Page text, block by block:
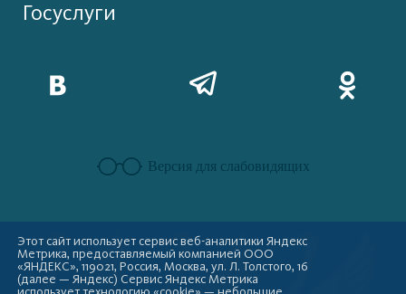
Госуслуги
Версия для слабовидящих
Этот сайт использует сервис веб-аналитики Яндекс
Метрика, предоставляемый компанией ООО
«ЯНДЕКС», 119021, Россия, Москва, ул. Л. Толстого, 16
(далее — Яндекс) Сервис Яндекс Метрика